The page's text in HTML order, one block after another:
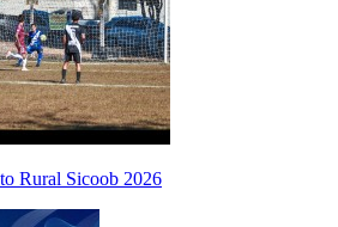
Rural Sicoob 2026